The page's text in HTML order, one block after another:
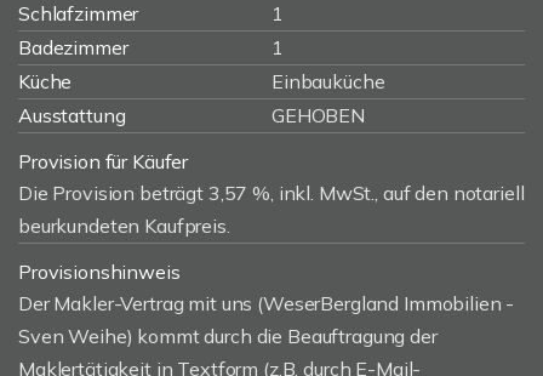
Schlafzimmer
1
Badezimmer
1
Küche
Einbauküche
Ausstattung
GEHOBEN
Provision für Käufer
Die Provision beträgt 3,57 %, inkl. MwSt., auf den notariell
beurkundeten Kaufpreis.
Provisionshinweis
Der Makler-Vertrag mit uns (WeserBergland Immobilien -
Sven Weihe) kommt durch die Beauftragung der
Maklertätigkeit in Textform (z.B. durch E-Mail-